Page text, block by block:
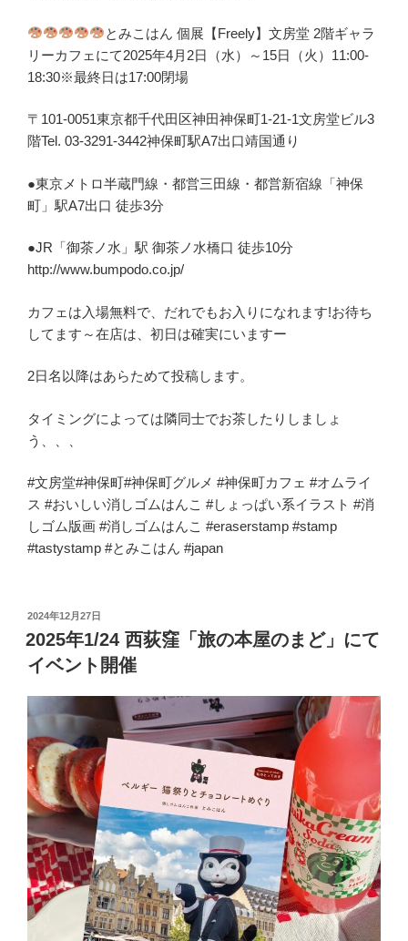
とみこはん 個展【Freely】文房堂 2階ギャラ
リーカフェにて2025年4月2日（水）～15日（火）11:00-
18:30※最終日は17:00閉場
〒101-0051東京都千代田区神田神保町1-21-1文房堂ビル3
階Tel. 03-3291-3442神保町駅A7出口靖国通り
●東京メトロ半蔵門線・都営三田線・都営新宿線「神保
町」駅A7出口 徒歩3分
●JR「御茶ノ水」駅 御茶ノ水橋口 徒歩10分
http://www.bumpodo.co.jp/
カフェは入場無料で、だれでもお入りになれます!お待ち
してます～在店は、初日は確実にいますー
2日名以降はあらためて投稿します。
タイミングによっては隣同士でお茶したりしましょ
う、、、
#文房堂#神保町#神保町グルメ #神保町カフェ #オムライ
ス #おいしい消しゴムはんこ #しょっぱい系イラスト #消
しゴム版画 #消しゴムはんこ #eraserstamp #stamp
#tastystamp #とみこはん #japan
投
稿
日:
2024年12月27日
2025年1/24 西荻窪「旅の本屋のまど」にて
イベント開催